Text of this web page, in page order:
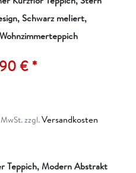
Schwarz meliert,
Wohnzimmerteppich
€ *
zzgl.Versandkosten
Teppich, Modern Abstrakt